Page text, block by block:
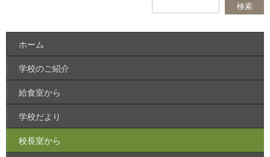
ホーム
学校のご紹介
給食室から
学校だより
校長室から